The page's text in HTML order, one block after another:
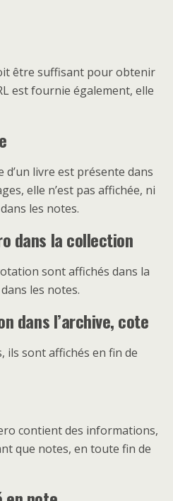
être suffisant pour obtenir
est fournie également, elle
livre est présente dans
elle n’est pas affichée, ni
les notes.
dans la collection
sont affichés dans la
les notes.
dans l’archive, cote
ils sont affichés en fin de
contient des informations,
que notes, en toute fin de